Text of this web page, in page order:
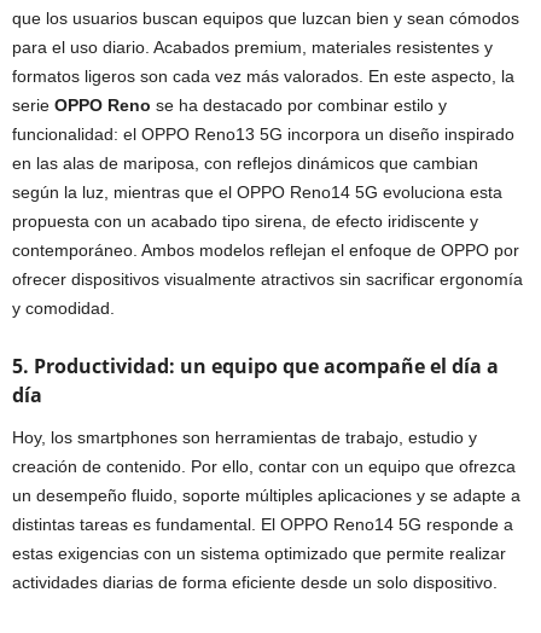
que los usuarios buscan equipos que luzcan bien y sean cómodos
para el uso diario. Acabados premium, materiales resistentes y
formatos ligeros son cada vez más valorados. En este aspecto, la
serie OPPO Reno se ha destacado por combinar estilo y
funcionalidad: el OPPO Reno13 5G incorpora un diseño inspirado
en las alas de mariposa, con reflejos dinámicos que cambian
según la luz, mientras que el OPPO Reno14 5G evoluciona esta
propuesta con un acabado tipo sirena, de efecto iridiscente y
contemporáneo. Ambos modelos reflejan el enfoque de OPPO por
ofrecer dispositivos visualmente atractivos sin sacrificar ergonomía
y comodidad.
5. Productividad: un equipo que acompañe el día a
día
Hoy, los smartphones son herramientas de trabajo, estudio y
creación de contenido. Por ello, contar con un equipo que ofrezca
un desempeño fluido, soporte múltiples aplicaciones y se adapte a
distintas tareas es fundamental. El OPPO Reno14 5G responde a
estas exigencias con un sistema optimizado que permite realizar
actividades diarias de forma eficiente desde un solo dispositivo.